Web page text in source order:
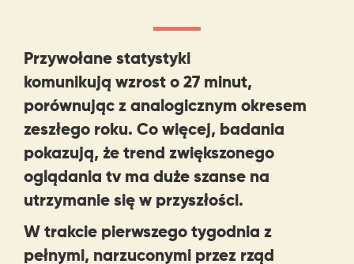
Przywołane statystyki
komunikują wzrost o 27 minut,
porównując z analogicznym okresem
zeszłego roku. Co więcej, badania
pokazują, że trend zwiększonego
oglądania tv ma duże szanse na
utrzymanie się w przyszłości.
W trakcie pierwszego tygodnia z
pełnymi, narzuconymi przez rząd